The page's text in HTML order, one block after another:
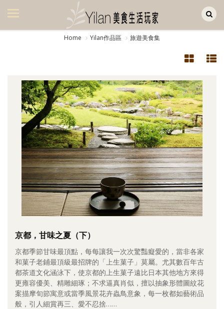
美食集
旅遊集
旅遊美食集
生活風
書房集
日記簿
餐桌週記
享樂隨手拍
照相簿
影音區
創意出版服務
歷史區
Home Yilan作品區 旅遊美食集
京都，甘味之夏（下）
京都季節甘味最頂點，每每讓我一次次驚豔癡愛的，當非各家
和菓子老鋪最頂級最招牌的「上生菓子」莫屬。尤其數百年古
都茶道文化涵泳下，使京都的上生菓子遠比日本其他地方來得
更雍容優美、精雕細琢；不求逼真肖似，擅以抽象形體圖紋花
案描摩旬節寓意或當季風景花卉蟲鳥意象，每一枚都如藝術品
般，引人細賞再三、愛不忍捨……